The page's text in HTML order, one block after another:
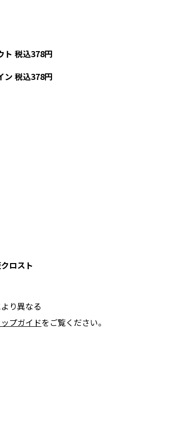
ト 税込378円
ン 税込378円
ロスト
り異なる
プガイドをご覧ください。